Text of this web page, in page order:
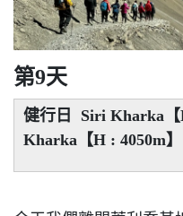
第9天
健行日 Siri Kharka【
Kharka【H : 4050m】